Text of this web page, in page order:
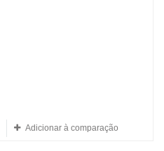
Adicionar à comparação